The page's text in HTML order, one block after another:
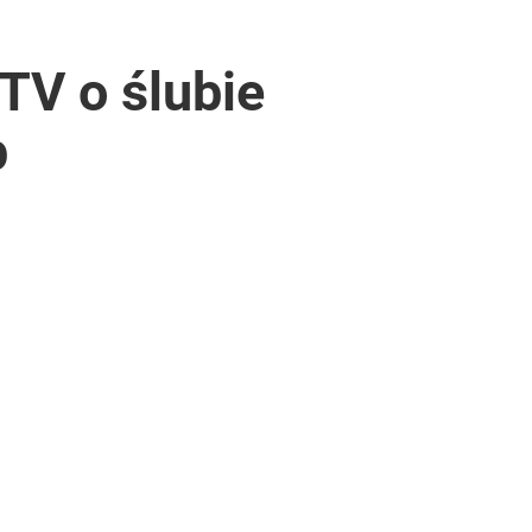
o ślubie